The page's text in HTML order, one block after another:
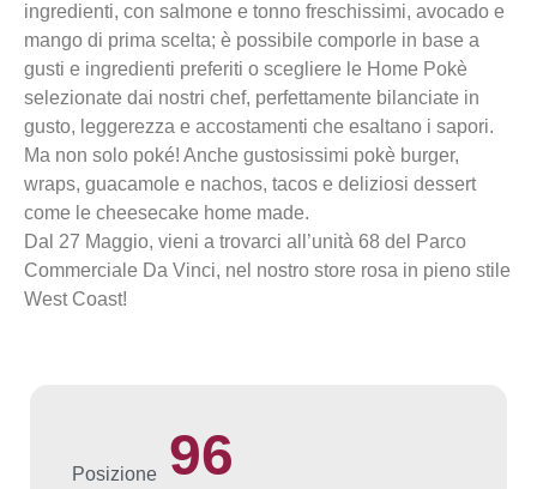
ingredienti, con salmone e tonno freschissimi, avocado e
mango di prima scelta; è possibile comporle in base a
gusti e ingredienti preferiti o scegliere le Home Pokè
selezionate dai nostri chef, perfettamente bilanciate in
gusto, leggerezza e accostamenti che esaltano i sapori.
Ma non solo poké! Anche gustosissimi pokè burger,
wraps, guacamole e nachos, tacos e deliziosi dessert
come le cheesecake home made.
Dal 27 Maggio, vieni a trovarci all’unità 68 del Parco
Commerciale Da Vinci, nel nostro store rosa in pieno stile
West Coast!
Posizione 96